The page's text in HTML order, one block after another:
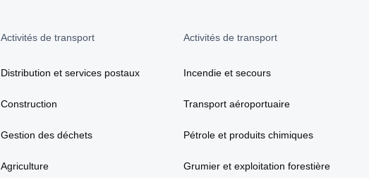
Activités de transport
Distribution et services postaux
Construction
Gestion des déchets
Agriculture
Activités de transport
Incendie et secours
Transport aéroportuaire
Pétrole et produits chimiques
Grumier et exploitation forestière